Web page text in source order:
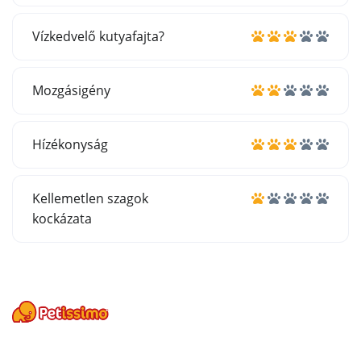
Vízkedvelő kutyafajta?
Mozgásigény
Hízékonyság
Kellemetlen szagok
kockázata